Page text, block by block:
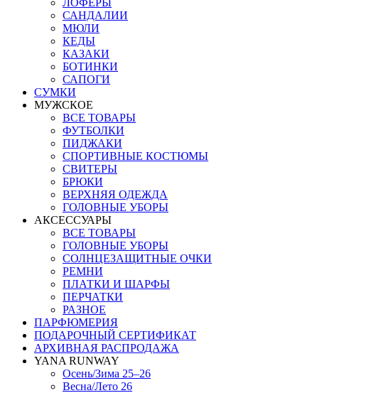
ЛОФЕРЫ
САНДАЛИИ
МЮЛИ
КЕДЫ
КАЗАКИ
БОТИНКИ
САПОГИ
СУМКИ
МУЖСКОЕ
ВСЕ ТОВАРЫ
ФУТБОЛКИ
ПИДЖАКИ
СПОРТИВНЫЕ КОСТЮМЫ
СВИТЕРЫ
БРЮКИ
ВЕРХНЯЯ ОДЕЖДА
ГОЛОВНЫЕ УБОРЫ
АКСЕССУАРЫ
ВСЕ ТОВАРЫ
ГОЛОВНЫЕ УБОРЫ
СОЛНЦЕЗАЩИТНЫЕ ОЧКИ
РЕМНИ
ПЛАТКИ И ШАРФЫ
ПЕРЧАТКИ
РАЗНОЕ
ПАРФЮМЕРИЯ
ПОДАРОЧНЫЙ СЕРТИФИКАТ
АРХИВНАЯ РАСПРОДАЖА
YANA RUNWAY
Осень/Зима 25–26
Весна/Лето 26